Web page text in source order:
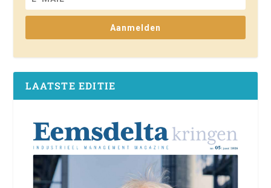
Aanmelden
LAATSTE EDITIE